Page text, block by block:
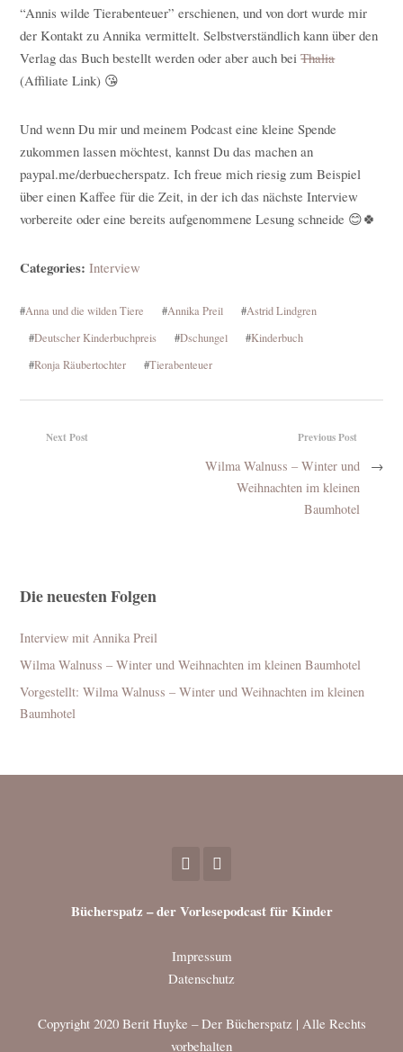
“Annis wilde Tierabenteuer” erschienen, und von dort wurde mir
der Kontakt zu Annika vermittelt. Selbstverständlich kann über den
Verlag das Buch bestellt werden oder aber auch beiThalia
(Affiliate Link) 😘
Und wenn Du mir und meinem Podcast eine kleine Spende
zukommen lassen möchtest, kannst Du das machen an
paypal.me/derbuecherspatz. Ich freue mich riesig zum Beispiel
über einen Kaffee für die Zeit, in der ich das nächste Interview
vorbereite oder eine bereits aufgenommene Lesung schneide 😊🍀
Categories:Interview
#Anna und die wilden Tiere #Annika Preil #Astrid Lindgren
#Deutscher Kinderbuchpreis #Dschungel #Kinderbuch
#Ronja Räubertochter #Tierabenteuer
Previous Post
Wilma Walnuss – Winter und
Weihnachten im kleinen
Baumhotel
→
Next Post
Die neuesten Folgen
Interview mit Annika Preil
Wilma Walnuss – Winter und Weihnachten im kleinen Baumhotel
Vorgestellt: Wilma Walnuss – Winter und Weihnachten im kleinen
Baumhotel
Bücherspatz – der Vorlesepodcast für Kinder
Impressum
Datenschutz
Copyright 2020 Berit Huyke – Der Bücherspatz | Alle Rechts
vorbehalten